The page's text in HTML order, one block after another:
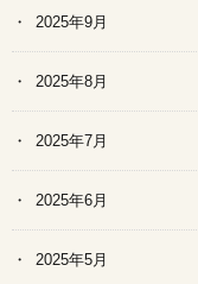
2025年9月
2025年8月
2025年7月
2025年6月
2025年5月